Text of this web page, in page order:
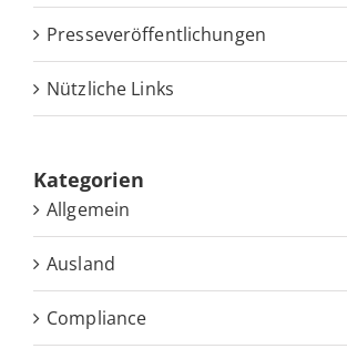
Pres­se­ver­öf­fent­li­chun­gen
Nütz­li­che Links
Ka­te­go­rien
Allgemein
Ausland
Compliance